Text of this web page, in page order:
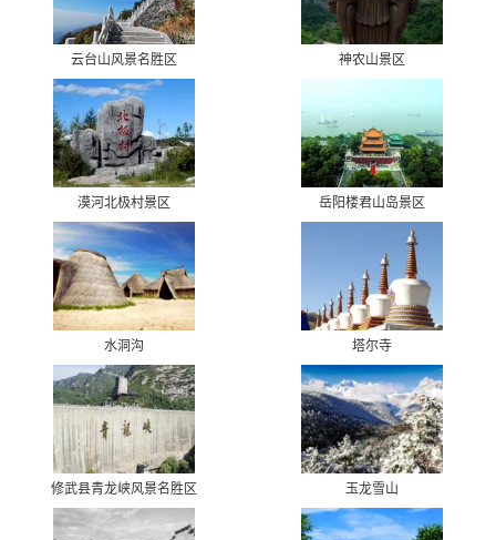
云台山风景名胜区 神农山景区
漠河北极村景区 岳阳楼君山岛景区
水洞沟 塔尔寺
修武县青龙峡风景名胜区 玉龙雪山